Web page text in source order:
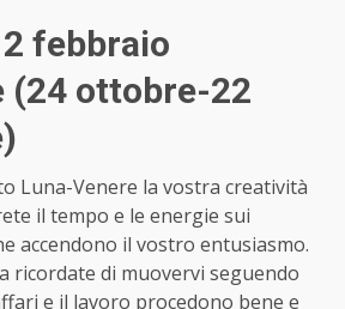
febbraio
(24 ottobre-22
Luna-Venere la vostra creatività
il tempo e le energie sui
accendono il vostro entusiasmo.
ricordate di muovervi seguendo
e il lavoro procedono bene e